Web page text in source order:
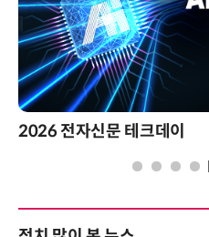
2026 전자신문 테크데이